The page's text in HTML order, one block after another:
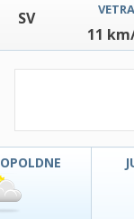
SV
VETRA
11